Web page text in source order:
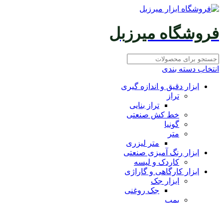
فروشگاه میرزبل
انتخاب دسته بندی
ابزار دقیق و اندازه گیری
تراز
تراز بنایی
خط کش صنعتی
گونیا
متر
متر لیزری
ابزار رنگ آمیزی صنعتی
کاردک و لیسه
ابزار کارگاهی و گاراژی
ابزار جک
جک روغنی
پمپ